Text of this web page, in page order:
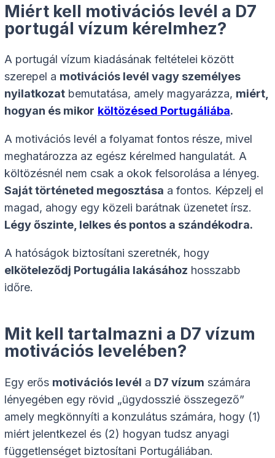
Miért kell motivációs levél a D7
portugál vízum kérelmhez?
A portugál vízum kiadásának feltételei között
szerepel a motivációs levél vagy személyes
nyilatkozat bemutatása, amely magyarázza, miért,
hogyan és mikor költözésed Portugáliába.
A motivációs levél a folyamat fontos része, mivel
meghatározza az egész kérelmed hangulatát. A
költözésnél nem csak a okok felsorolása a lényeg.
Saját történeted megosztása a fontos. Képzelj el
magad, ahogy egy közeli barátnak üzenetet írsz.
Légy őszinte, lelkes és pontos a szándékodra.
A hatóságok biztosítani szeretnék, hogy
elköteleződj Portugália lakásához hosszabb
időre.
Mit kell tartalmazni a D7 vízum
motivációs levelében?
Egy erős motivációs levél a D7 vízum számára
lényegében egy rövid „ügydosszié összegező”
amely megkönnyíti a konzulátus számára, hogy (1)
miért jelentkezel és (2) hogyan tudsz anyagi
függetlenséget biztosítani Portugáliában.